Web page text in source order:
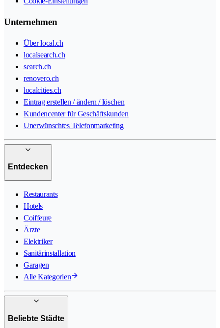
Unternehmen
Über local.ch
localsearch.ch
search.ch
renovero.ch
localcities.ch
Eintrag erstellen / ändern / löschen
Kundencenter für Geschäftskunden
Unerwünschtes Telefonmarketing
Entdecken
Restaurants
Hotels
Coiffeure
Ärzte
Elektriker
Sanitärinstallation
Garagen
Alle Kategorien
Beliebte Städte